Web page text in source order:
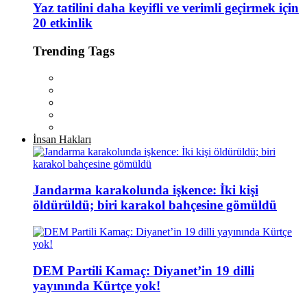
Yaz tatilini daha keyifli ve verimli geçirmek için
20 etkinlik
Trending Tags
İnsan Hakları
Jandarma karakolunda işkence: İki kişi
öldürüldü; biri karakol bahçesine gömüldü
DEM Partili Kamaç: Diyanet’in 19 dilli
yayınında Kürtçe yok!